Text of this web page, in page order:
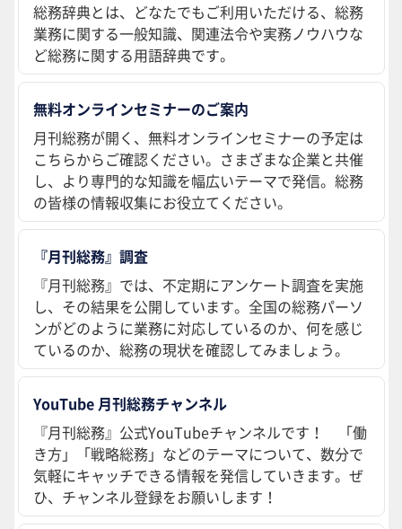
総務辞典とは、どなたでもご利用いただける、総務
業務に関する一般知識、関連法令や実務ノウハウな
ど総務に関する用語辞典です。
無料オンラインセミナーのご案内
月刊総務が開く、無料オンラインセミナーの予定は
こちらからご確認ください。さまざまな企業と共催
し、より専門的な知識を幅広いテーマで発信。総務
の皆様の情報収集にお役立てください。
『月刊総務』調査
『月刊総務』では、不定期にアンケート調査を実施
し、その結果を公開しています。全国の総務パーソ
ンがどのように業務に対応しているのか、何を感じ
ているのか、総務の現状を確認してみましょう。
YouTube 月刊総務チャンネル
『月刊総務』公式YouTubeチャンネルです！ 「働
き方」「戦略総務」などのテーマについて、数分で
気軽にキャッチできる情報を発信していきます。ぜ
ひ、チャンネル登録をお願いします！